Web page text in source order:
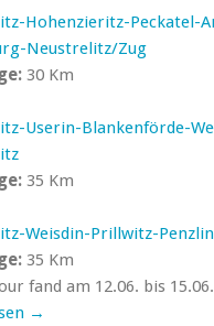
Hohenzieritz-Peckatel-
Neustrelitz/Zug
30 Km
Userin-Blankenförde-
35 Km
Weisdin-Prillwitz-Penzlin
35 Km
fand am 12.06. bis
→